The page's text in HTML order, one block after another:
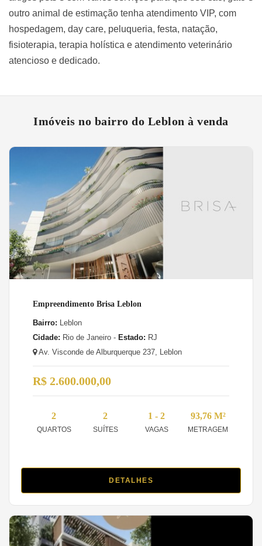
outro animal de estimação tenha atendimento VIP, com
hospedagem, day care, peluqueria, festa, natação,
fisioterapia, terapia holística e atendimento veterinário
atencioso e dedicado.
Imóveis no bairro do Leblon à venda
Empreendimento Brisa Leblon
Bairro: Leblon
Cidade: Rio de Janeiro - Estado: RJ
Av. Visconde de Alburquerque 237, Leblon
R$ 2.600.000,00
2
QUARTOS
2
SUÍTES
1 - 2
VAGAS
93,76 M²
METRAGEM
DETALHES